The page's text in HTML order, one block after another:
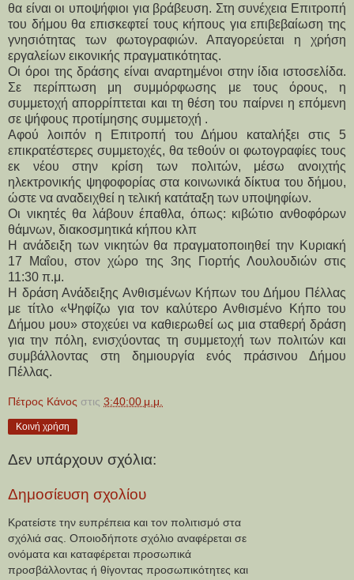
θα είναι οι υποψήφιοι για βράβευση. Στη συνέχεια Επιτροπή
του δήμου θα επισκεφτεί τους κήπους για επιβεβαίωση της
γνησιότητας των φωτογραφιών. Απαγορεύεται η χρήση
εργαλείων εικονικής πραγματικότητας.
Οι όροι της δράσης είναι αναρτημένοι στην ίδια ιστοσελίδα.
Σε περίπτωση μη συμμόρφωσης με τους όρους, η
συμμετοχή απορρίπτεται και τη θέση του παίρνει η επόμενη
σε ψήφους προτίμησης συμμετοχή .
Αφού λοιπόν η Επιτροπή του Δήμου καταλήξει στις 5
επικρατέστερες συμμετοχές, θα τεθούν οι φωτογραφίες τους
εκ νέου στην κρίση των πολιτών, μέσω ανοιχτής
ηλεκτρονικής ψηφοφορίας στα κοινωνικά δίκτυα του δήμου,
ώστε να αναδειχθεί η τελική κατάταξη των υποψηφίων.
Οι νικητές θα λάβουν έπαθλα, όπως: κιβώτιο ανθοφόρων
θάμνων, διακοσμητικά κήπου κλπ
Η ανάδειξη των νικητών θα πραγματοποιηθεί την Κυριακή
17 Μαΐου, στον χώρο της 3ης Γιορτής Λουλουδιών στις
11:30 π.μ.
Η δράση Ανάδειξης Ανθισμένων Κήπων του Δήμου Πέλλας
με τίτλο «Ψηφίζω για τον καλύτερο Ανθισμένο Κήπο του
Δήμου μου» στοχεύει να καθιερωθεί ως μια σταθερή δράση
για την πόλη, ενισχύοντας τη συμμετοχή των πολιτών και
συμβάλλοντας στη δημιουργία ενός πράσινου Δήμου
Πέλλας.
Πέτρος Κάνος στις 3:40:00 μ.μ.
Κοινή χρήση
Δεν υπάρχουν σχόλια:
Δημοσίευση σχολίου
Κρατείστε την ευπρέπεια και τον πολιτισμό στα
σχόλιά σας. Οποιοδήποτε σχόλιο αναφέρεται σε
ονόματα και καταφέρεται προσωπικά
προσβάλλοντας ή θίγοντας προσωπικότητες και